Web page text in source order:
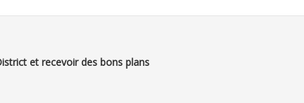
et recevoir des bons plans